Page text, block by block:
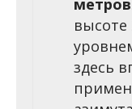
метров
высоте
здесь